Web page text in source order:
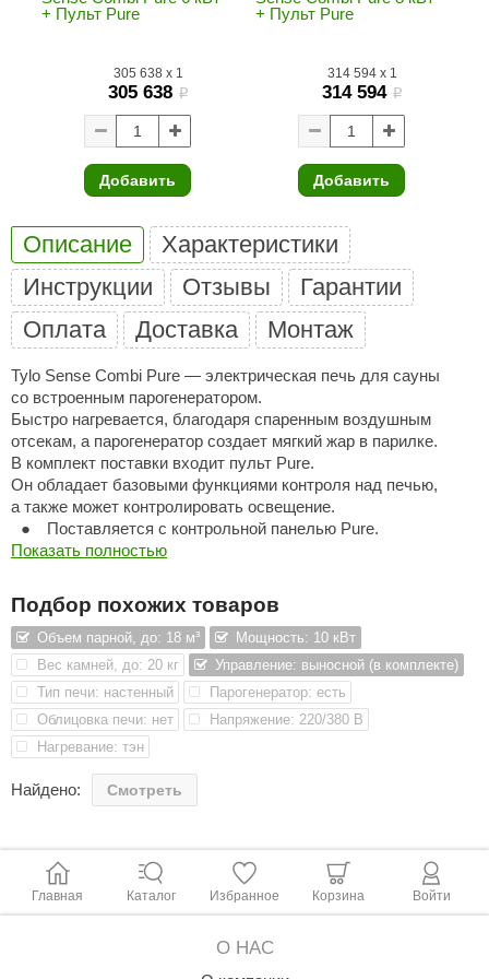
Woods
Light
+ Пульт Pure
305 638 x 1
305 638 i
Добавить
+ Пульт Pure
314 594 x 1
314 594 i
Добавить
Описание
Характеристики
Инструкции
Отзывы
Гарантии
Оплата
Доставка Монтаж
Tylo Sense Combi Pure — электрическая печь для сауны
со встроенным парогенератором.
Быстро нагревается, благодаря спаренным воздушным
отсекам, а парогенератор создает мягкий жар в парилке.
В комплект поставки входит пульт Pure.
Он обладает базовыми функциями контроля над печью,
а также может контролировать освещение.
Поставляется с контрольной панелью Pure.
Мощность 6,6, 8 или 10,5 кВт.
Для помещения размером 4-18 м3 в зависимости от
модели.
Спаренные воздушные отсеки улучшают циркуляцию
воздуха, благодаря чему сауна нагревается до 80° за 25
минут.
Подвесная конструкция
Показать полностью
Подбор похожих товаров
Объем парной, до: 18 м³
Мощность: 10 кВт
Вес камней, до: 20 кг
Управление: выносной (в комплекте)
Тип печи: настенный
Парогенератор: есть
Облицовка печи: нет
Напряжение: 220/380 В
Нагревание: тэн
Найдено: Смотреть
Главная Каталог Избранное Корзина Войти
О НАС